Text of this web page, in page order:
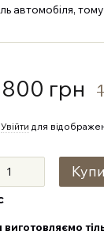
автомобіля,
грн
Увійти для
виготовляємо